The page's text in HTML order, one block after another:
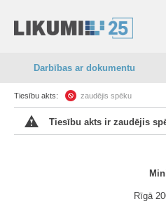
Darbības ar dokumentu
Tiesību akts: zaudējis spēku
Tiesību akts ir zaudējis
Rīgā